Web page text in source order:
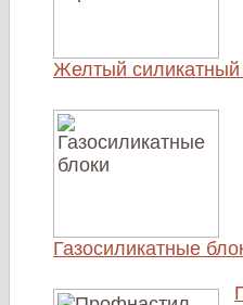
Желтый силикатный
Газосиликатные